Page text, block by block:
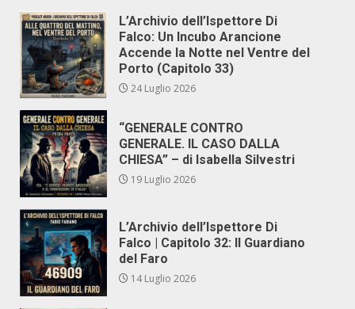
L’Archivio dell’Ispettore Di
Falco: Un Incubo Arancione
Accende la Notte nel Ventre del
Porto (Capitolo 33)
24 Luglio 2026
“GENERALE CONTRO
GENERALE. IL CASO DALLA
CHIESA” – di Isabella Silvestri
19 Luglio 2026
L’Archivio dell’Ispettore Di
Falco | Capitolo 32: Il Guardiano
del Faro
14 Luglio 2026